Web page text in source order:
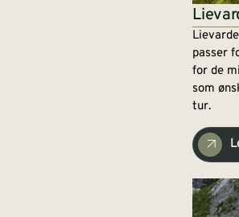
passer
for de
som
tur.